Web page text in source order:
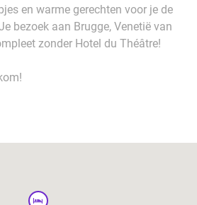
en warme gerechten voor je de
bezoek aan Brugge, Venetië van
zonder Hotel du Théâtre!
hotel